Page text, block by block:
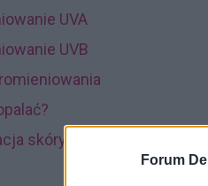
Forum
UVA
UVB
skóry po opalaniu